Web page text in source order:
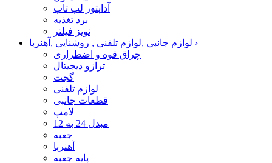
آداپتور لپ تاپ
برد تغذیه
نویز فیلتر
›
چراق قوه و اضطراری
ترازو دیجیتال
گجت
لوازم تلفنی
قطعات جانبی
لامپ
مبدل 24 به 12
جعبه
آهنربا
پایه جعبه